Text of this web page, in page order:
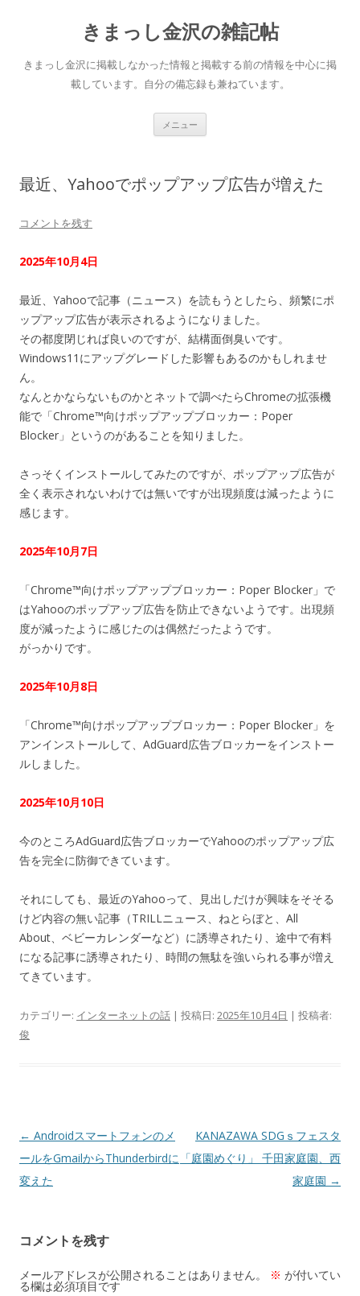
きまっし金沢の雑記帖
きまっし金沢に掲載しなかった情報と掲載する前の情報を中心に掲
載しています。自分の備忘録も兼ねています。
メニュー
ス
キ
最近、Yahooでポップアップ広告が増えた
コメントを残す
2025年10月4日
最近、Yahooで記事（ニュース）を読もうとしたら、頻繁にポ
ップアップ広告が表示されるようになりました。
その都度閉じれば良いのですが、結構面倒臭いです。
Windows11にアップグレードした影響もあるのかもしれませ
ん。
なんとかならないものかとネットで調べたらChromeの拡張機
能で「Chrome™向けポップアップブロッカー：Poper
Blocker」というのがあることを知りました。
さっそくインストールしてみたのですが、ポップアップ広告が
全く表示されないわけでは無いですが出現頻度は減ったように
感じます。
2025年10月7日
「Chrome™向けポップアップブロッカー：Poper Blocker」で
はYahooのポップアップ広告を防止できないようです。出現頻
度が減ったように感じたのは偶然だったようです。
がっかりです。
2025年10月8日
「Chrome™向けポップアップブロッカー：Poper Blocker」を
アンインストールして、AdGuard広告ブロッカーをインストー
ルしました。
2025年10月10日
今のところAdGuard広告ブロッカーでYahooのポップアップ広
告を完全に防御できています。
それにしても、最近のYahooって、見出しだけが興味をそそる
けど内容の無い記事（TRILLニュース、ねとらぼと、All
About、ベビーカレンダーなど）に誘導されたり、途中で有料
になる記事に誘導されたり、時間の無駄を強いられる事が増え
てきています。
カテゴリー: インターネットの話 | 投稿日: 2025年10月4日 | 投稿者:
俊
投
稿
ナ
ー
シ
← Androidスマートフォンのメ
ールをGmailからThunderbirdに
変えた
KANAZAWA SDGｓフェスタ
「庭園めぐり」 千田家庭園、西
家庭園 →
コメントを残す
メールアドレスが公開されることはありません。 ※ が付いてい
る欄は必須項目です